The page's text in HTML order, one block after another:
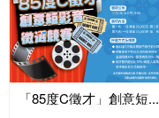
「85度C徵才」創意短...